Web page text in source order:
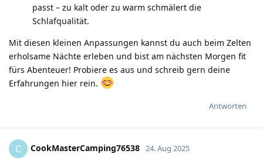
passt – zu kalt oder zu warm schmälert die
Schlafqualität.
Mit diesen kleinen Anpassungen kannst du auch beim Zelten
erholsame Nächte erleben und bist am nächsten Morgen fit
fürs Abenteuer! Probiere es aus und schreib gern deine
Erfahrungen hier rein.
Antworten
C CookMasterCamping76538 24. Aug 2025